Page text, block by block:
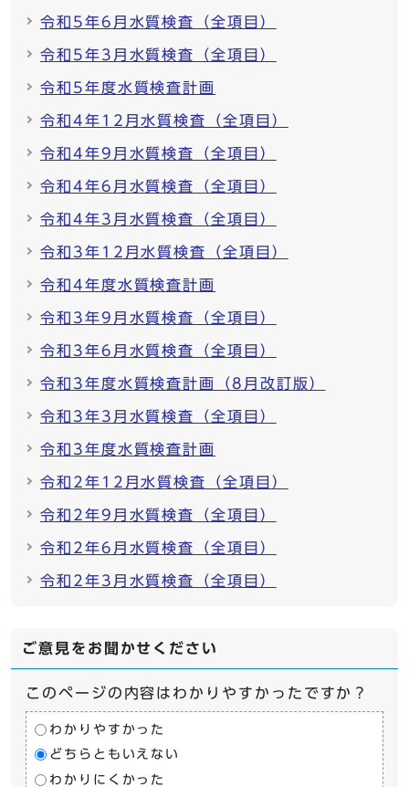
令和5年6月水質検査（全項目）
令和5年3月水質検査（全項目）
令和5年度水質検査計画
令和4年12月水質検査（全項目）
令和4年9月水質検査（全項目）
令和4年6月水質検査（全項目）
令和4年3月水質検査（全項目）
令和3年12月水質検査（全項目）
令和4年度水質検査計画
令和3年9月水質検査（全項目）
令和3年6月水質検査（全項目）
令和3年度水質検査計画（8月改訂版）
令和3年3月水質検査（全項目）
令和3年度水質検査計画
令和2年12月水質検査（全項目）
令和2年9月水質検査（全項目）
令和2年6月水質検査（全項目）
令和2年3月水質検査（全項目）
ご意見をお聞かせください
このページの内容はわかりやすかったですか？
わかりやすかった
どちらともいえない
わかりにくかった